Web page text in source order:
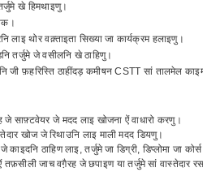
खे हिमथाइणु।
लाइ थोर वक़्ताइता सिख्या जा कार्यक्रम हलाइणु।
तर्जुमे जे वसीलनि खे ठाहिणु।
जी फ़हरिस्ति ठाहींदड़ कमीषन CSTT सां तालमेल
जे साफ़्टवेयर जे मदद लाइ खोजना ऐं वाधारो करणु।
खोज जे रिथाउनि लाइ माली मदद डियणु।
ठाहिण लाइ, तर्जुमे जा डिग्री, डिप्लोमा जा
तफ़सीली जाच वगै़रह जे छपाइण या तर्जुमे सां वास्तेदार